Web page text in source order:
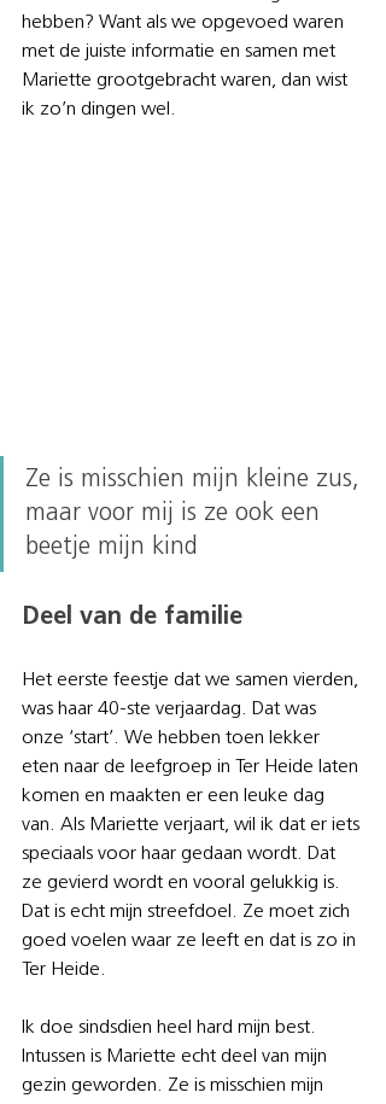
hebben? Want als we opgevoed waren
met de juiste informatie en samen met
Mariette grootgebracht waren, dan wist
ik zo’n dingen wel.
Ze is misschien mijn kleine zus,
maar voor mij is ze ook een
beetje mijn kind
Deel van de familie
Het eerste feestje dat we samen vierden,
was haar 40-ste verjaardag. Dat was
onze ‘start’. We hebben toen lekker
eten naar de leefgroep in Ter Heide laten
komen en maakten er een leuke dag
van. Als Mariette verjaart, wil ik dat er iets
speciaals voor haar gedaan wordt. Dat
ze gevierd wordt en vooral gelukkig is.
Dat is echt mijn streefdoel. Ze moet zich
goed voelen waar ze leeft en dat is zo in
Ter Heide.
Ik doe sindsdien heel hard mijn best.
Intussen is Mariette echt deel van mijn
gezin geworden. Ze is misschien mijn